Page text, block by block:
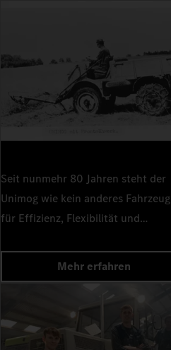
Seit nunmehr 80 Jahren steht der
Unimog wie kein anderes Fahrzeug
für Effizienz, Flexibilität und
Erfolgsgeschichte legten die
Rößler und Hans Zabel.
Mehr erfahren